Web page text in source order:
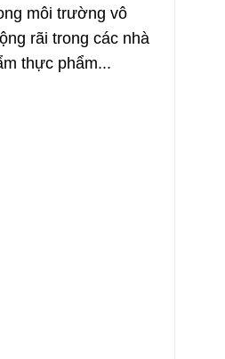
môi trường vô
rãi trong các nhà
thực phẩm...